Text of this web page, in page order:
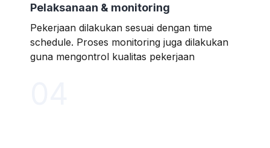
Pelaksanaan & monitoring
Pekerjaan dilakukan sesuai dengan time
schedule. Proses monitoring juga dilakukan
guna mengontrol kualitas pekerjaan